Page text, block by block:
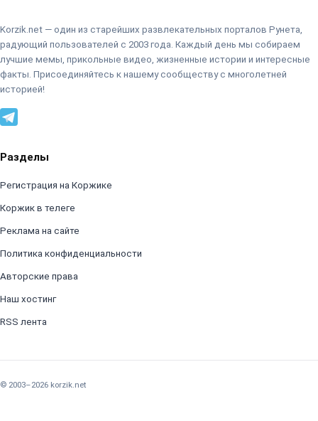
Korzik.net — один из старейших развлекательных порталов Рунета,
радующий пользователей с 2003 года. Каждый день мы собираем
лучшие мемы, прикольные видео, жизненные истории и интересные
факты. Присоединяйтесь к нашему сообществу с многолетней
историей!
Разделы
Регистрация на Коржике
Коржик в телеге
Реклама на сайте
Политика конфиденциальности
Авторские права
Наш хостинг
RSS лента
© 2003–2026 korzik.net